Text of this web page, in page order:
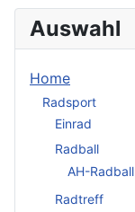
Auswahl
Home
Radsport
Einrad
Radball
AH-Radball
Radtreff